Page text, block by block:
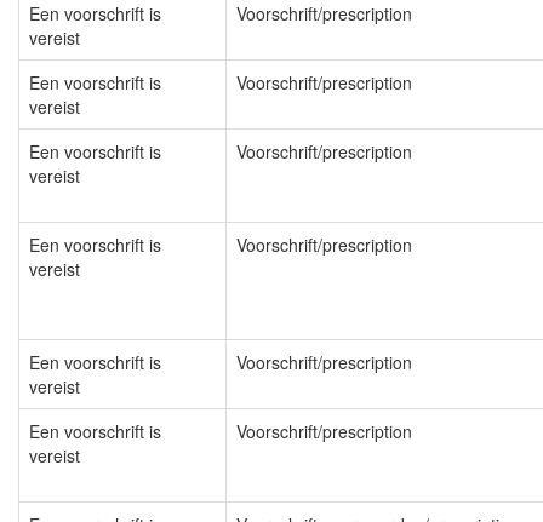
Een voorschrift is
vereist
Voorschrift/prescription
Een voorschrift is
vereist
Voorschrift/prescription
Een voorschrift is
vereist
Voorschrift/prescription
Een voorschrift is
vereist
Voorschrift/prescription
Een voorschrift is
vereist
Voorschrift/prescription
Een voorschrift is
vereist
Voorschrift/prescription